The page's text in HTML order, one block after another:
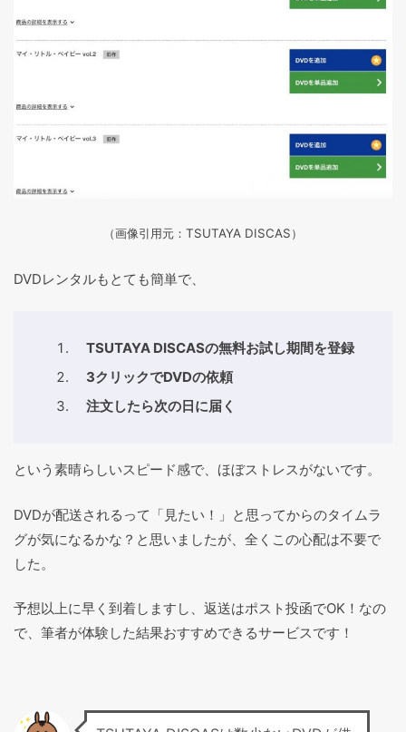
（画像引用元：TSUTAYA DISCAS）
DVDレンタルもとても簡単で、
TSUTAYA DISCASの無料お試し期間を登録
3クリックでDVDの依頼
注文したら次の日に届く
という素晴らしいスピード感で、ほぼストレスがないです。
DVDが配送されるって「見たい！」と思ってからのタイムラ
グが気になるかな？と思いましたが、全くこの心配は不要で
した。
予想以上に早く到着しますし、返送はポスト投函でOK！なの
で、筆者が体験した結果おすすめできるサービスです！